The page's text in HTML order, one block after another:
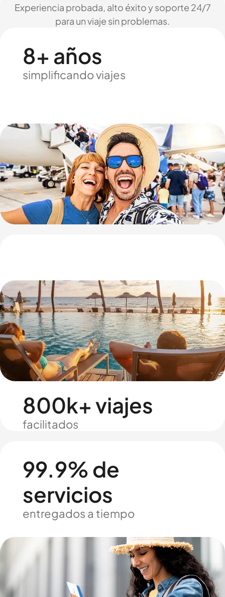
Experiencia probada, alto éxito y soporte 24/7
para un viaje sin problemas.
8+ años
simplificando viajes
800k+ viajes
facilitados
99.9% de
servicios
entregados a tiempo